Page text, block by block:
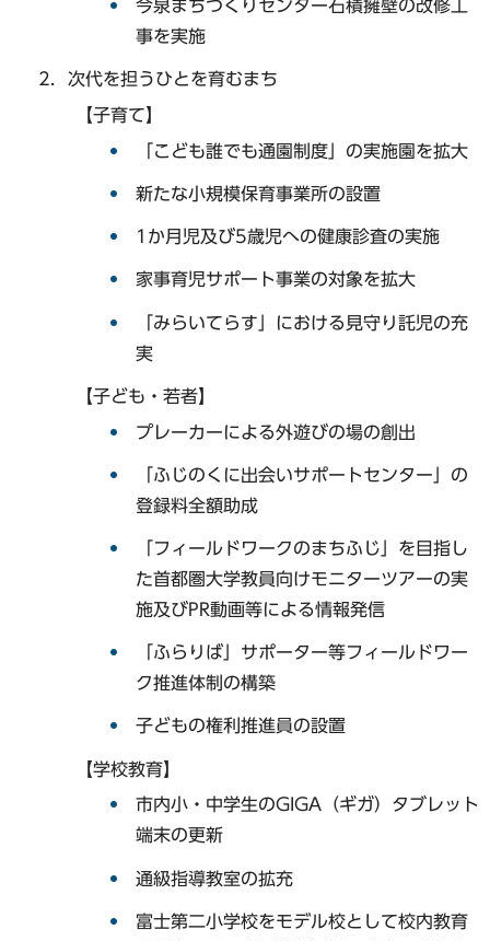
今泉まちづくりセンター石積擁壁の改修工
事を実施
次代を担うひとを育むまち
【子育て】
「こども誰でも通園制度」の実施園を拡大
新たな小規模保育事業所の設置
1か月児及び5歳児への健康診査の実施
家事育児サポート事業の対象を拡大
「みらいてらす」における見守り託児の充
実
【子ども・若者】
プレーカーによる外遊びの場の創出
「ふじのくに出会いサポートセンター」の
登録料全額助成
「フィールドワークのまちふじ」を目指し
た首都圏大学教員向けモニターツアーの実
施及びPR動画等による情報発信
「ふらりば」サポーター等フィールドワー
ク推進体制の構築
子どもの権利推進員の設置
【学校教育】
市内小・中学生のGIGA（ギガ）タブレット
端末の更新
通級指導教室の拡充
富士第二小学校をモデル校として校内教育